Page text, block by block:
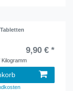
9,90 € *
Kilogramm